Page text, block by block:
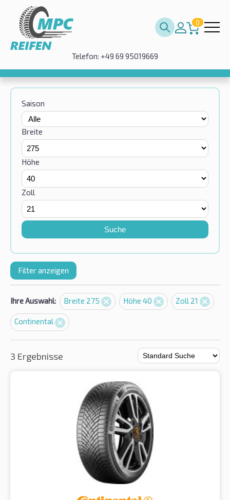
0
Telefon: +49 69 95019669
Saison
Breite
Höhe
Zoll
Suche
Filter anzeigen
Ihre Auswahl: Breite 275 Höhe 40 Zoll 21
Continental
3 Ergebnisse